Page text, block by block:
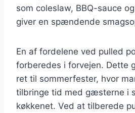
som coleslaw, BBQ-sauce
giver en spændende
En af fordelene ved pulled
forberedes i forvejen. Dette
ret til sommerfester, hvor
tilbringe tid med gæsterne i
køkkenet. Ved at tilberede